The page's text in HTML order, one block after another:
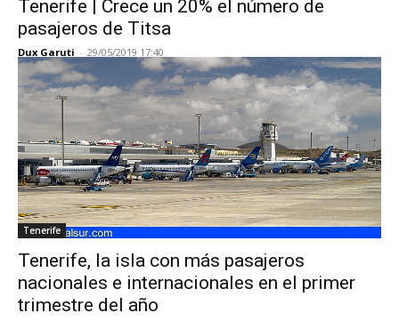
Tenerife | Crece un 20% el número de
pasajeros de Titsa
Dux Garuti - 29/05/2019 17:40
Tenerife
Tenerife, la isla con más pasajeros
nacionales e internacionales en el primer
trimestre del año